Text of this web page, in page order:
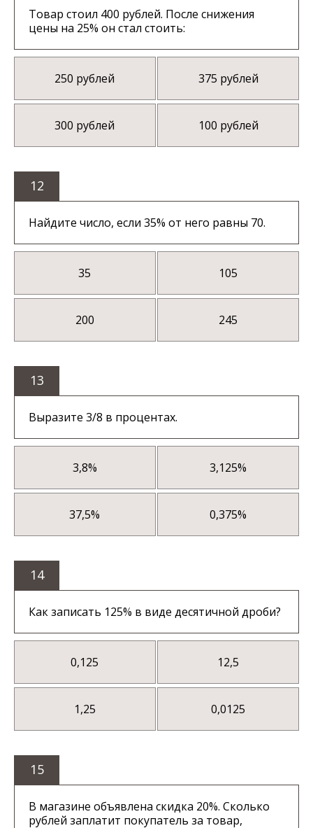
Товар стоил 400 рублей. После снижения
цены на 25% он стал стоить:
250 рублей 375 рублей
300 рублей 100 рублей
12
Найдите число, если 35% от него равны 70.
35 105
200 245
13
Выразите 3/8 в процентах.
3,8% 3,125%
37,5% 0,375%
14
Как записать 125% в виде десятичной дроби?
0,125 12,5
1,25 0,0125
15
В магазине объявлена скидка 20%. Сколько
рублей заплатит покупатель за товар,